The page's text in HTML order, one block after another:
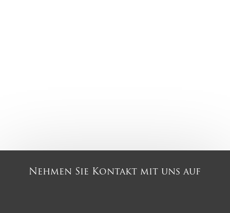
Nehmen Sie Kontakt mit uns auf